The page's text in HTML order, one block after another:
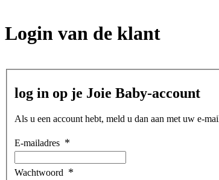
Login van de klant
log in op je Joie Baby-account
Als u een account hebt, meld u dan aan met uw e-
E-mailadres
Wachtwoord